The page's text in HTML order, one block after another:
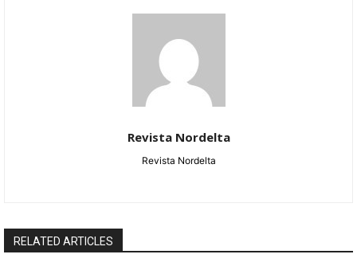
Revista Nordelta
Revista Nordelta
RELATED ARTICLES